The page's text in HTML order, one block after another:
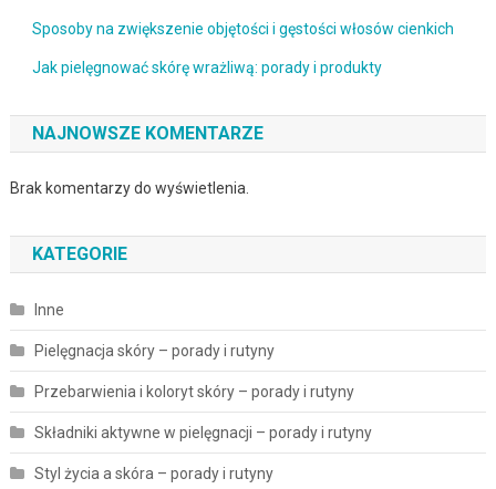
Sposoby na zwiększenie objętości i gęstości włosów cienkich
Jak pielęgnować skórę wrażliwą: porady i produkty
NAJNOWSZE KOMENTARZE
Brak komentarzy do wyświetlenia.
KATEGORIE
Inne
Pielęgnacja skóry – porady i rutyny
Przebarwienia i koloryt skóry – porady i rutyny
Składniki aktywne w pielęgnacji – porady i rutyny
Styl życia a skóra – porady i rutyny